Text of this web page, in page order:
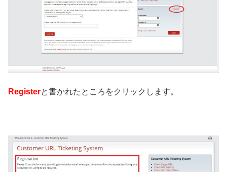
Registerと書かれたところをクリックします。